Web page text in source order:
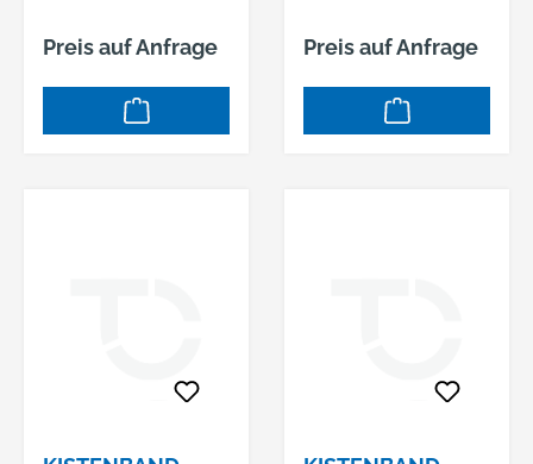
Preis auf Anfrage Preis auf Anfrage